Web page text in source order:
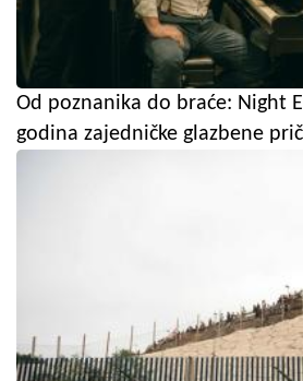
Od poznanika do braće: Night
godina zajedničke glazbene